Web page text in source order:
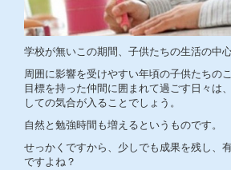
学校が無いこの期間、子供たちの生活の中
周囲に影響を受けやすい年頃の子供たちの
目標を持った仲間に囲まれて過ごす日々は
しての気合が入ることでしょう。
自然と勉強時間も増えるというものです。
せっかくですから、少しでも成果を残し、
ですよね？